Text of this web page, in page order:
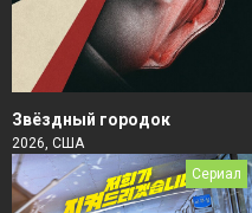
Звёздный городок
2026, США
Сериал